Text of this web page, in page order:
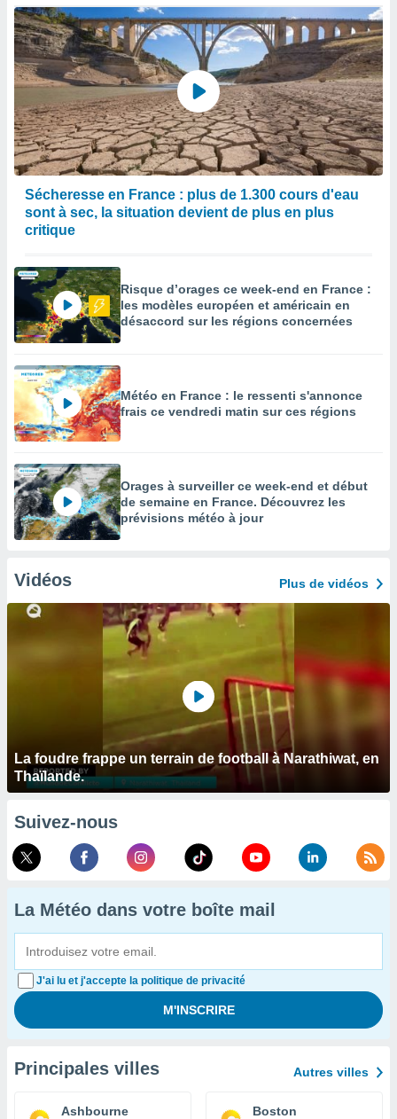
Sécheresse en France : plus de 1.300 cours d'eau
sont à sec, la situation devient de plus en plus
critique
Risque d’orages ce week-end en France :
les modèles européen et américain en
désaccord sur les régions concernées
Météo en France : le ressenti s'annonce
frais ce vendredi matin sur ces régions
Orages à surveiller ce week-end et début
de semaine en France. Découvrez les
prévisions météo à jour
Vidéos Plus de vidéos
La foudre frappe un terrain de football à Narathiwat, en
Thaïlande.
Suivez-nous
La Météo dans votre boîte mail
J'ai lu et j'accepte la politique de privacité
Principales villes Autres villes
Ashbourne Boston